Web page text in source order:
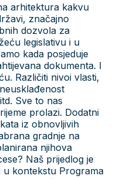
arhitektura kakvu
značajno
dozvola za
legislativu i u
kada posjeduje
dokumenta. I
Različiti nivoi vlasti,
Sve to nas
prolazi. Dodatni
iz obnovljivih
gradnje na
njihova
Naš prijedlog je
kontekstu Programa